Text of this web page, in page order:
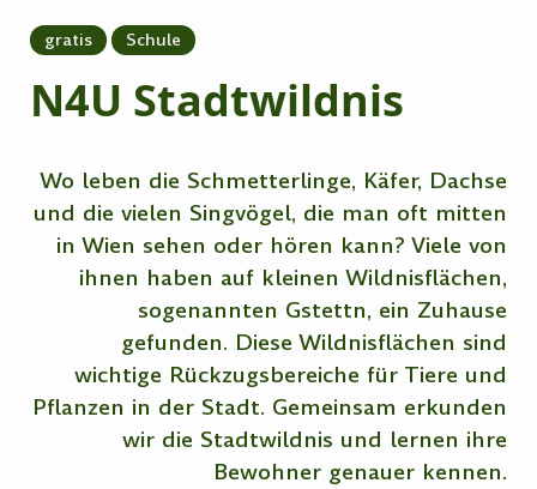
gratis Schule
N4U Stadtwildnis
Wo leben die Schmetterlinge, Käfer, Dachse
und die vielen Singvögel, die man oft mitten
in Wien sehen oder hören kann? Viele von
ihnen haben auf kleinen Wildnisflächen,
sogenannten Gstettn, ein Zuhause
gefunden. Diese Wildnisflächen sind
wichtige Rückzugsbereiche für Tiere und
Pflanzen in der Stadt. Gemeinsam erkunden
wir die Stadtwildnis und lernen ihre
Bewohner genauer kennen.